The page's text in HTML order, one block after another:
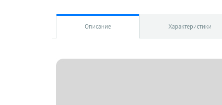
Описание Характеристики